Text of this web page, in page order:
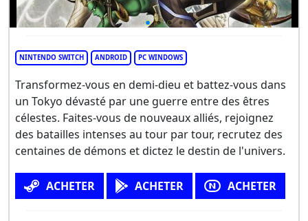
NINTENDO SWITCH ANDROID PC WINDOWS
Transformez-vous en demi-dieu et battez-vous dans
un Tokyo dévasté par une guerre entre des êtres
célestes. Faites-vous de nouveaux alliés, rejoignez
des batailles intenses au tour par tour, recrutez des
centaines de démons et dictez le destin de l'univers.
ACHETER ACHETER ACHETER